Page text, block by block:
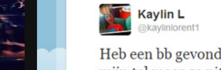
abonnementen verdwijnen
9 months ago